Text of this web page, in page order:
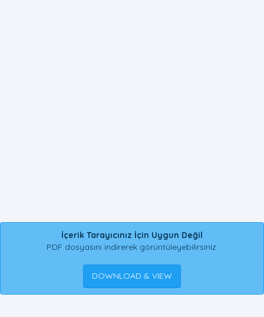
İçerik Tarayıcınız İçin Uygun Değil
PDF dosyasını indirerek görüntüleyebilirsiniz.
DOWNLOAD & VIEW